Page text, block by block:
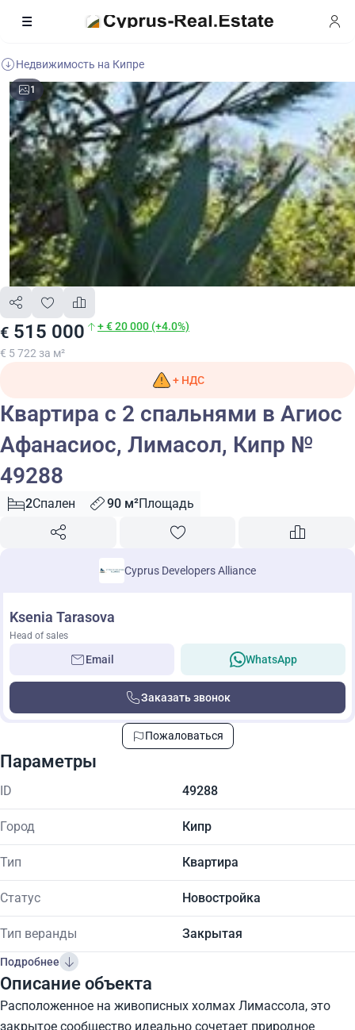
Недвижимость на Кипре
1
€ 515 000 + € 20 000 (+4.0%)
€ 5 722 за м²
+ НДС
Квартира с 2 спальнями в Агиос
Афанасиос, Лимасол, Кипр №
49288
2Спален 90 м²Площадь
Cyprus Developers Alliance
Ksenia Tarasova
Head of sales
Email WhatsApp
Заказать звонок
Пожаловаться
Параметры
ID 49288
Город Кипр
Тип Квартира
Статус Новостройка
Тип веранды Закрытая
Подробнее
Описание объекта
Расположенное на живописных холмах Лимассола, это
закрытое сообщество идеально сочетает природное